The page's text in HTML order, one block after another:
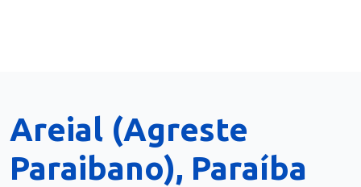
Areial (Agreste
Paraibano), Paraíba